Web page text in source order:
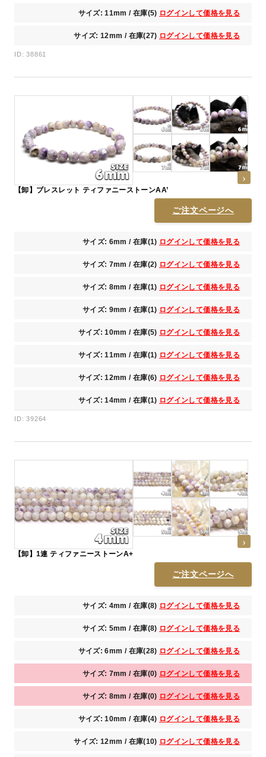
サイズ: 11mm / 在庫(5) ログインして価格を見る
サイズ: 12mm / 在庫(27) ログインして価格を見る
ID: 38861
【卸】ブレスレット ティファニーストーンAA’
ご注文ページへ
サイズ: 6mm / 在庫(1) ログインして価格を見る
サイズ: 7mm / 在庫(2) ログインして価格を見る
サイズ: 8mm / 在庫(1) ログインして価格を見る
サイズ: 9mm / 在庫(1) ログインして価格を見る
サイズ: 10mm / 在庫(5) ログインして価格を見る
サイズ: 11mm / 在庫(1) ログインして価格を見る
サイズ: 12mm / 在庫(6) ログインして価格を見る
サイズ: 14mm / 在庫(1) ログインして価格を見る
ID: 39264
【卸】1連 ティファニーストーンA+
ご注文ページへ
サイズ: 4mm / 在庫(8) ログインして価格を見る
サイズ: 5mm / 在庫(8) ログインして価格を見る
サイズ: 6mm / 在庫(28) ログインして価格を見る
サイズ: 7mm / 在庫(0) ログインして価格を見る
サイズ: 8mm / 在庫(0) ログインして価格を見る
サイズ: 10mm / 在庫(4) ログインして価格を見る
サイズ: 12mm / 在庫(10) ログインして価格を見る